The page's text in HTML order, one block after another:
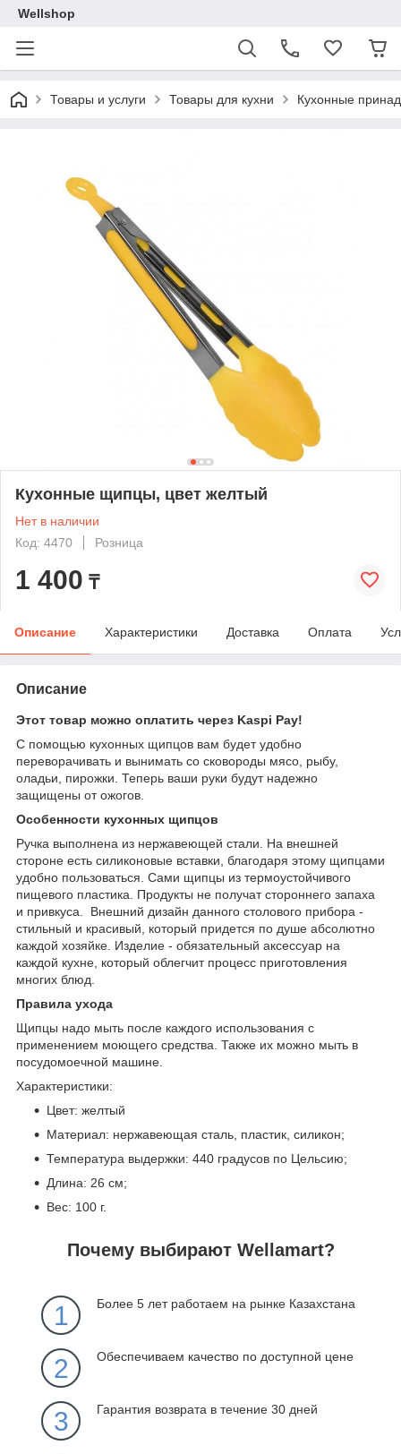
Wellshop
Товары и услуги Товары для кухни Кухонные
Кухонные щипцы, цвет желтый
Нет в наличии
Код: 4470
Розница
1 400 ₸
Описание Характеристики Доставка Оплата
Описание
Этот товар можно оплатить через Kaspi Pay!
С помощью кухонных щипцов вам будет удобно
переворачивать и вынимать со сковороды мясо, рыбу,
оладьи, пирожки. Теперь ваши руки будут надежно
защищены от ожогов.
Особенности кухонных щипцов
Ручка выполнена из нержавеющей стали. На внешней
стороне есть силиконовые вставки, благодаря этому щипцами
удобно пользоваться. Сами щипцы из термоустойчивого
пищевого пластика. Продукты не получат стороннего запаха
и привкуса. Внешний дизайн данного столового прибора -
стильный и красивый, который придется по душе абсолютно
каждой хозяйке. Изделие - обязательный аксессуар на
каждой кухне, который облегчит процесс приготовления
многих блюд.
Правила ухода
Щипцы надо мыть после каждого использования с
применением моющего средства. Также их можно мыть в
посудомоечной машине.
Характеристики:
Цвет: желтый
Материал: нержавеющая сталь, пластик, силикон;
Температура выдержки: 440 градусов по Цельсию;
Длина: 26 см;
Вес: 100 г.
Почему выбирают Wellamart?
1 Более 5 лет работаем на рынке Казахстана
2 Обеспечиваем качество по доступной цене
3 Гарантия возврата в течение 30 дней